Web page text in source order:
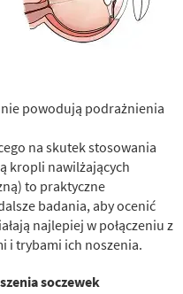
powodują podrażnienia
na skutek stosowania
kropli nawilżających
to praktyczne
badania, aby ocenić
najlepiej w połączeniu z
i trybami ich noszenia.
soczewek